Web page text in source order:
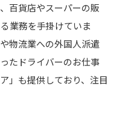
百貨店やスーパーの販
業務を手掛けていま
物流業への外国人派遣
たドライバーのお仕事
」も提供しており、注目